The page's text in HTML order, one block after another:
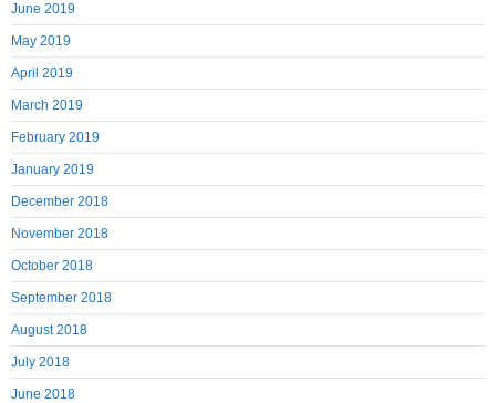
June 2019
May 2019
April 2019
March 2019
February 2019
January 2019
December 2018
November 2018
October 2018
September 2018
August 2018
July 2018
June 2018